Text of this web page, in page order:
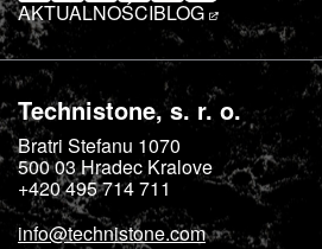
AKTUALNOŚCIBLOG
Technistone, s. r. o.
Bratri Stefanu 1070
500 03Hradec Kralove
+420 495 714 711
info@technistone.com